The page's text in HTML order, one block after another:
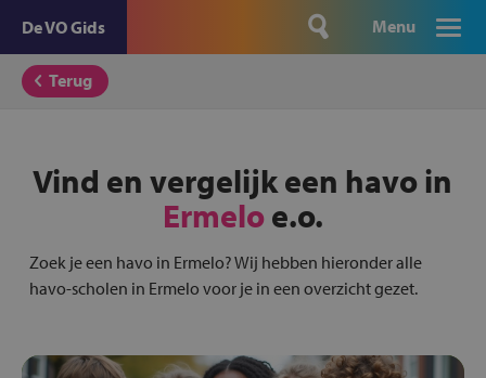
De VO Gids Menu
Terug
Vind en vergelijk een havo in
Ermeloe.o.
Zoek je een havo in Ermelo? Wij hebben hieronder alle
havo-scholen in Ermelo voor je in een overzicht gezet.